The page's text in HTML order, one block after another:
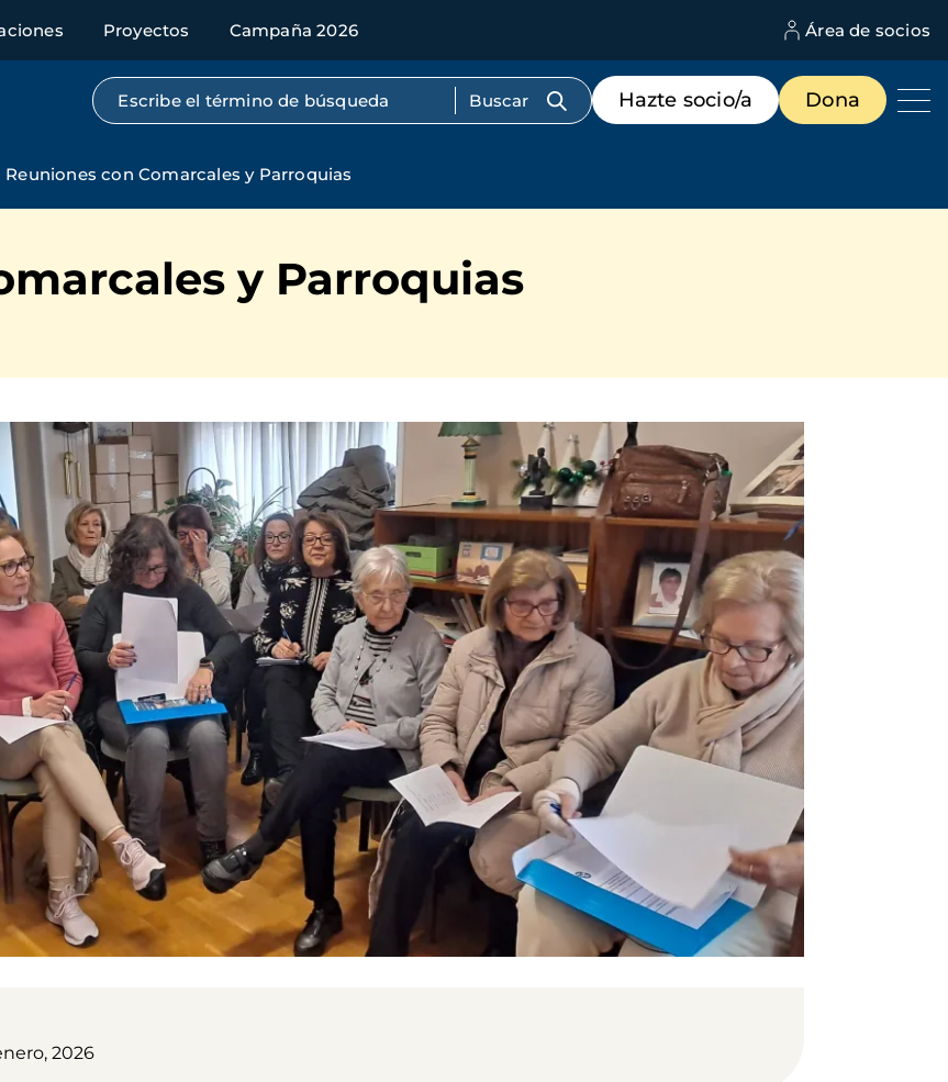
Proyectos Campaña 2026 Área de socios
Búsqueda por texto completo
Menú
de
destacados
Hazte socio/a Dona
Reuniones con Comarcales y Parroquias
y Parroquias
2026